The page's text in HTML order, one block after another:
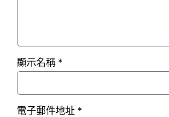
顯示名稱 *
電子郵件地址 *